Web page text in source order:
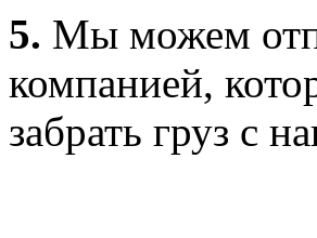
5. Мы можем
компанией,
забрать груз с